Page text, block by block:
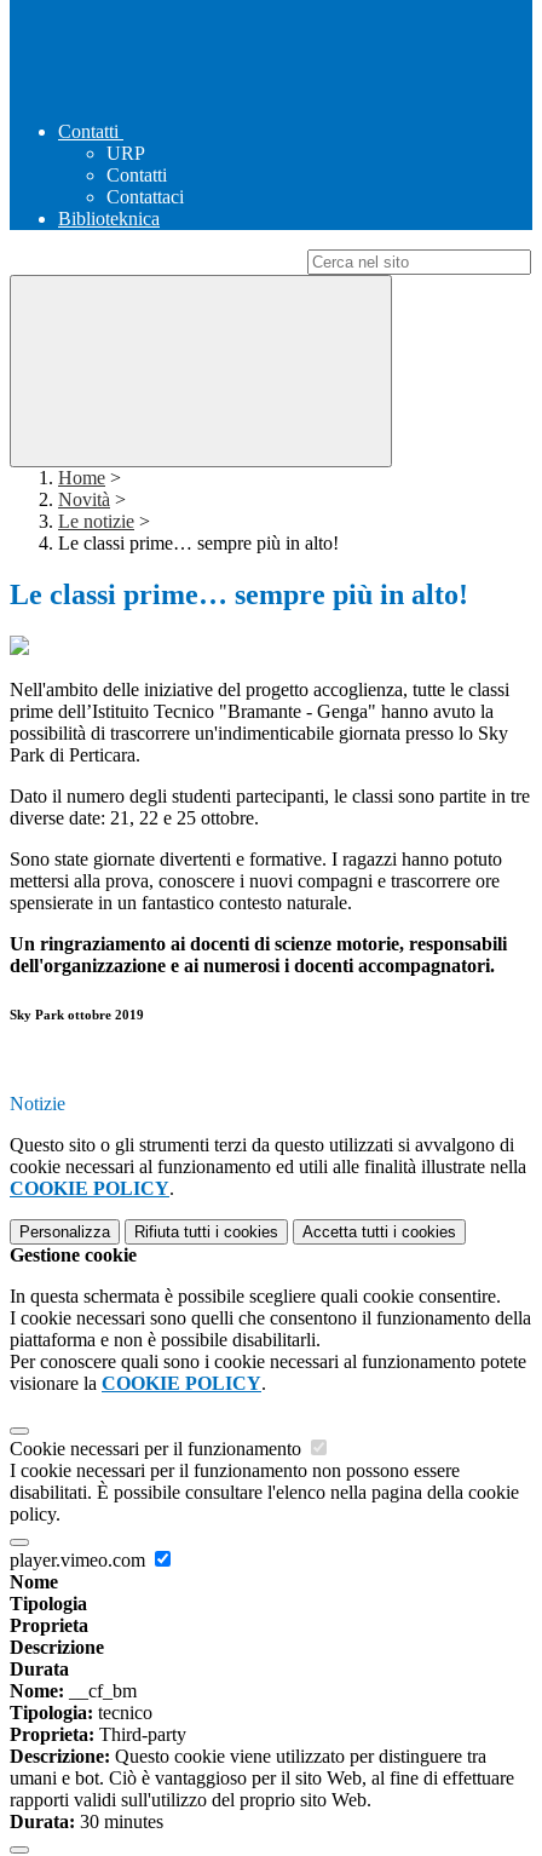
Contatti
URP
Contatti
Contattaci
Biblioteknica
Home >
Novità >
Le notizie >
Le classi prime… sempre più in alto!
Le classi prime… sempre più in alto!
Nell'ambito delle iniziative del progetto accoglienza, tutte le classi
prime dell’Istituito Tecnico "Bramante - Genga" hanno avuto la
possibilità di trascorrere un'indimenticabile giornata presso lo Sky
Park di Perticara.
Dato il numero degli studenti partecipanti, le classi sono partite in tre
diverse date: 21, 22 e 25 ottobre.
Sono state giornate divertenti e formative. I ragazzi hanno potuto
mettersi alla prova, conoscere i nuovi compagni e trascorrere ore
spensierate in un fantastico contesto naturale.
Un ringraziamento ai docenti di scienze motorie, responsabili
dell'organizzazione e ai numerosi i docenti accompagnatori.
Sky Park ottobre 2019
Notizie
Questo sito o gli strumenti terzi da questo utilizzati si avvalgono di
cookie necessari al funzionamento ed utili alle finalità illustrate nella
COOKIE POLICY.
Personalizza Rifiuta tutti i cookies Accetta tutti i cookies
Gestione cookie
In questa schermata è possibile scegliere quali cookie consentire.
I cookie necessari sono quelli che consentono il funzionamento della
piattaforma e non è possibile disabilitarli.
Per conoscere quali sono i cookie necessari al funzionamento potete
visionare la COOKIE POLICY.
Cookie necessari per il funzionamento
I cookie necessari per il funzionamento non possono essere
disabilitati. È possibile consultare l'elenco nella pagina della cookie
policy.
player.vimeo.com
Nome
Tipologia
Proprieta
Descrizione
Durata
Nome: __cf_bm
Tipologia: tecnico
Proprieta: Third-party
Descrizione: Questo cookie viene utilizzato per distinguere tra
umani e bot. Ciò è vantaggioso per il sito Web, al fine di effettuare
rapporti validi sull'utilizzo del proprio sito Web.
Durata: 30 minutes